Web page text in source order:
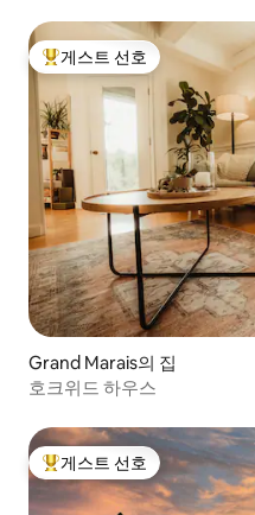
상위 게스트 선호
게스트 선호
Grand Marais의 집
호크위드 하우스
상위 게스트 선호
게스트 선호